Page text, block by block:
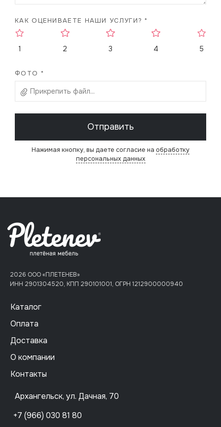
КАК ОЦЕНИВАЕТЕ НАШИ УСЛУГИ? *
1 2 3 4 5
ФОТО *
Прикрепить файл...
Отправить
Нажимая кнопку, вы даете согласие на обработку
персональных данных
2026 ООО «ПЛЕТЕНЕВ»
ИНН 2901304520, КПП 290101001, ОГРН 1212900000940
Каталог
Оплата
Доставка
О компании
Контакты
Архангельск, ул. Дачная, 70
+7 (966) 030 81 80